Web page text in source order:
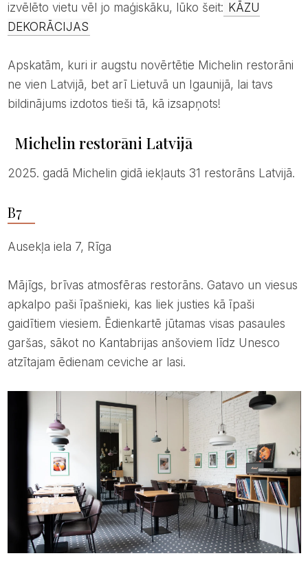
izvēlēto vietu vēl jo maģiskāku, lūko šeit: KĀZU
DEKORĀCIJAS
Apskatām, kuri ir augstu novērtētie Michelin restorāni
ne vien Latvijā, bet arī Lietuvā un Igaunijā, lai tavs
bildinājums izdotos tieši tā, kā izsapņots!
Michelin restorāni Latvijā
2025. gadā Michelin gidā iekļauts 31 restorāns Latvijā.
B7
Ausekļa iela 7, Rīga
Mājīgs, brīvas atmosfēras restorāns. Gatavo un viesus
apkalpo paši īpašnieki, kas liek justies kā īpaši
gaidītiem viesiem. Ēdienkartē jūtamas visas pasaules
garšas, sākot no Kantabrijas anšoviem līdz Unesco
atzītajam ēdienam ceviche ar lasi.